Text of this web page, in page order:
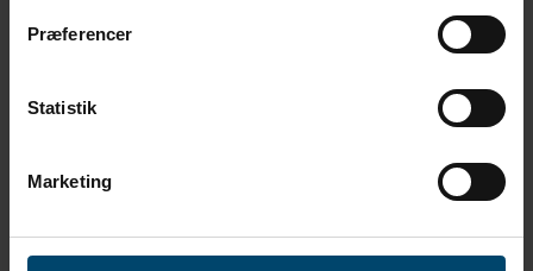
Præferencer
Statistik
Marketing
Kontakta vår expert